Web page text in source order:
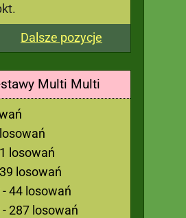
Dalsze pozycje
Multi Multi
losowań
losowań
- 44 losowań
- 287 losowań